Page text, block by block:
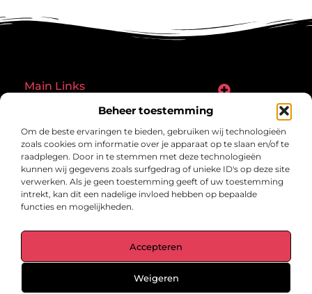
Beheer toestemming
Om de beste ervaringen te bieden, gebruiken wij technologieën
zoals cookies om informatie over je apparaat op te slaan en/of te
raadplegen. Door in te stemmen met deze technologieën
kunnen wij gegevens zoals surfgedrag of unieke ID's op deze site
verwerken. Als je geen toestemming geeft of uw toestemming
intrekt, kan dit een nadelige invloed hebben op bepaalde
functies en mogelijkheden.
Accepteren
Weigeren
Main Links
inspirerende verhalen.
Ontdek blogs en artikelen over alles wat het dagelijks leven boeiend
maakt.